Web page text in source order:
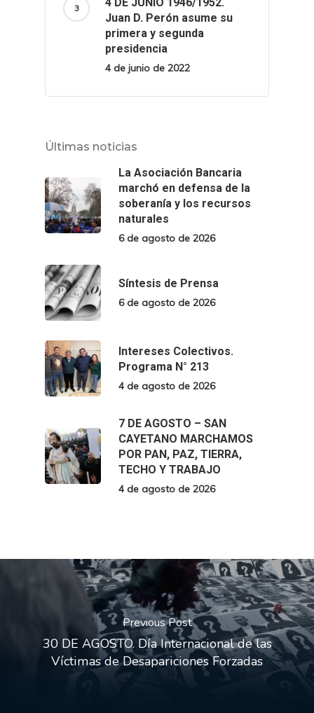
Juan D. Perón asume su
primera y segunda
presidencia
4 de junio de 2022
Últimas noticias
La Asociación Bancaria
marchó en defensa de la
soberanía y los recursos
naturales
6 de agosto de 2026
Síntesis de Prensa
6 de agosto de 2026
Intereses Colectivos.
Programa N° 213
4 de agosto de 2026
7 DE AGOSTO – SAN
CAYETANO MARCHAMOS
POR PAN, PAZ, TIERRA,
TECHO Y TRABAJO
4 de agosto de 2026
Previous Post
30 DE AGOSTO. Día Internacional de las
Víctimas de Desapariciones Forzadas